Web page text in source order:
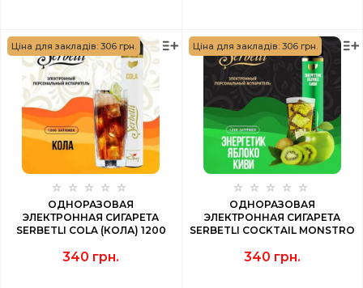
Ціна для закладів: 306 грн.
ОДНОРАЗОВАЯ
ЭЛЕКТРОННАЯ СИГАРЕТА
SERBETLI COLA (КОЛА) 1200
340 грн.
Ціна для закладів: 306 грн.
ОДНОРАЗОВАЯ
ЭЛЕКТРОННАЯ СИГАРЕТА
SERBETLI COCKTAIL MONSTRO
PUFF
340 грн.